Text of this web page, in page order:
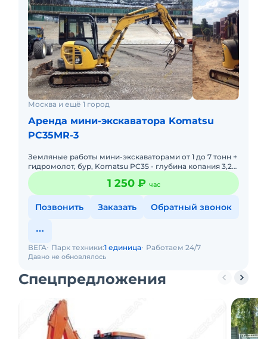
Москва и ещё 1 город
Аренда мини-экскаватора Komatsu
PC35MR-3
Земляные работы мини-экскаваторами от 1 до 7 тонн +
гидромолот, бур, Komatsu PC35 - глубина копания 3,2
м, ширина ковша 60 см, траншейный 40 см,
планировочный 1
1 250 ₽ час
Позвонить Заказать Обратный звонок
Давно не обновлялось
ВЕГА Парк техники:1 единица Работаем 24/7
Спецпредложения